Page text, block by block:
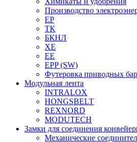
Производство
EP
ТК
БКНЛ
XE
EE
EPP (SW)
Футеровка приводных
Модульная лента
INTRALOX
HONGSBELT
REXNORD
MODUTECH
Замки для соединения
Механические